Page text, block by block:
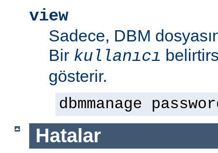
view
Sadece, DBM
Bir kullanıcı
gösterir.
dbmmanage
Hatalar